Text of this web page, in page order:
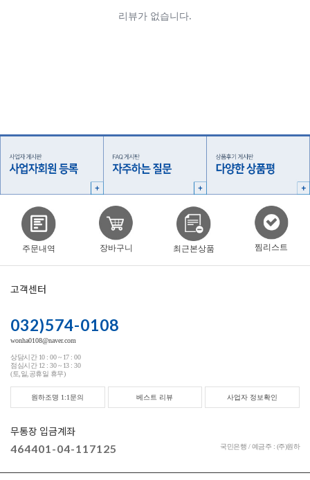
주문내역 장바구니 최근본상품 찜리스트
고객센터
032)574-0108
wonha0108@naver.com
상담시간 10 : 00 ~ 17 : 00
점심시간 12 : 30 ~ 13 : 30
(토,일,공휴일 휴무)
원하조명 1:1문의 베스트 리뷰 사업자 정보확인
무통장 입금계좌
464401-04-117125 국민은행 / 예금주 : (주)원하